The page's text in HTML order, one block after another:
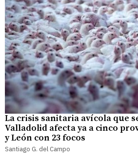
La crisis sanitaria avícola que
Valladolid afecta ya a cinco
y León con 23 focos
Santiago G. del Campo